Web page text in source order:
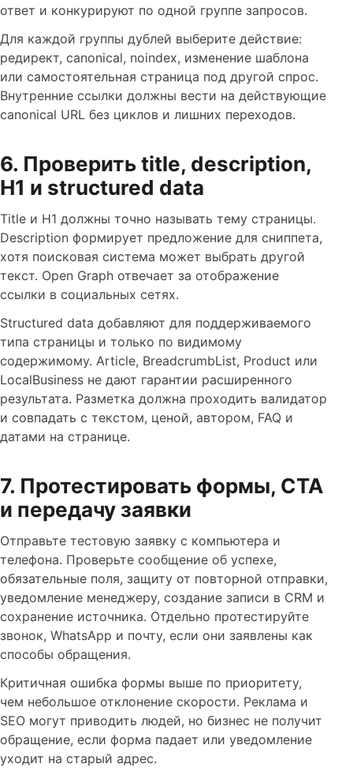
ответ и конкурируют по одной группе запросов.
Для каждой группы дублей выберите действие:
редирект, canonical, noindex, изменение шаблона
или самостоятельная страница под другой спрос.
Внутренние ссылки должны вести на действующие
canonical URL без циклов и лишних переходов.
6. Проверить title, description,
H1 и structured data
Title и H1 должны точно называть тему страницы.
Description формирует предложение для сниппета,
хотя поисковая система может выбрать другой
текст. Open Graph отвечает за отображение
ссылки в социальных сетях.
Structured data добавляют для поддерживаемого
типа страницы и только по видимому
содержимому. Article, BreadcrumbList, Product или
LocalBusiness не дают гарантии расширенного
результата. Разметка должна проходить валидатор
и совпадать с текстом, ценой, автором, FAQ и
датами на странице.
7. Протестировать формы, CTA
и передачу заявки
Отправьте тестовую заявку с компьютера и
телефона. Проверьте сообщение об успехе,
обязательные поля, защиту от повторной отправки,
уведомление менеджеру, создание записи в CRM и
сохранение источника. Отдельно протестируйте
звонок, WhatsApp и почту, если они заявлены как
способы обращения.
Критичная ошибка формы выше по приоритету,
чем небольшое отклонение скорости. Реклама и
SEO могут приводить людей, но бизнес не получит
обращение, если форма падает или уведомление
уходит на старый адрес.